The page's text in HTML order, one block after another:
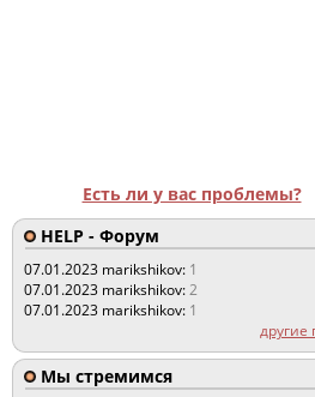
Есть ли у вас проблемы?
HELP - Форум
07.01.2023 marikshikov: 1
07.01.2023 marikshikov:2
07.01.2023 marikshikov: 1
другие
Мы стремимся